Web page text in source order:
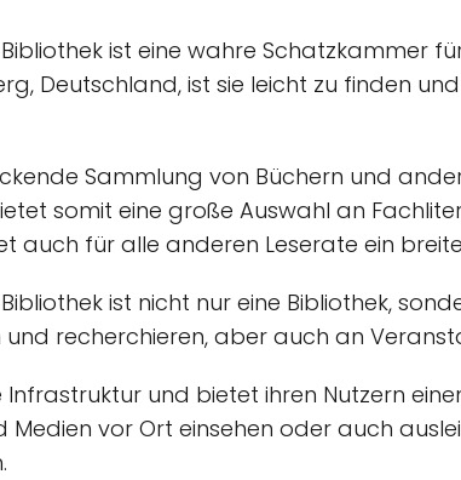
ist eine wahre Schatzkammer
Deutschland, ist sie leicht zu finden
Sammlung von Büchern und
somit eine große Auswahl an
auch für alle anderen Leserate ein
ist nicht nur eine Bibliothek,
und recherchieren, aber auch an
und bietet ihren Nutzern
Medien vor Ort einsehen oder auch